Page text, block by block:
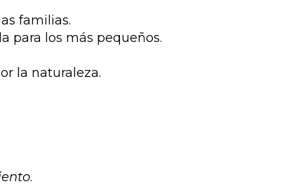
familias.
para los más pequeños.
la naturaleza.
.